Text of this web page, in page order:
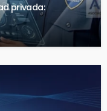
privada: